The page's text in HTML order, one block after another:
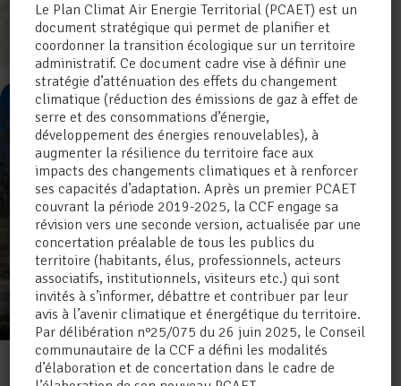
Office de Tourisme du Vignoble
Leaflet|©OpenStreetMapcontributors
Le Plan Climat Air Energie Territorial (PCAET) est un
document stratégique qui permet de planifier et
coordonner la transition écologique sur un territoire
administratif. Ce document cadre vise à définir une
stratégie d’atténuation des effets du changement
climatique (réduction des émissions de gaz à effet de
serre et des consommations d’énergie,
développement des énergies renouvelables), à
augmenter la résilience du territoire face aux
impacts des changements climatiques et à renforcer
ses capacités d’adaptation. Après un premier PCAET
couvrant la période 2019-2025, la CCF engage sa
révision vers une seconde version, actualisée par une
concertation préalable de tous les publics du
territoire (habitants, élus, professionnels, acteurs
associatifs, institutionnels, visiteurs etc.) qui sont
invités à s’informer, débattre et contribuer par leur
avis à l’avenir climatique et énergétique du territoire.
Par délibération n°25/075 du 26 juin 2025, le Conseil
communautaire de la CCF a défini les modalités
d’élaboration et de concertation dans le cadre de